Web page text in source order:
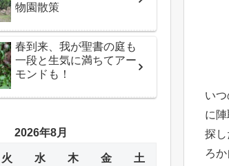
い
に
探
ろ
物園散策
春到来、我が聖書の庭も
一段と生気に満ちてアー
モンドも！
2026年8月
火 水 木 金 土